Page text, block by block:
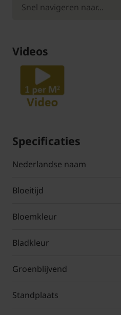
Videos
Specificaties
Nederlandse naam
Bloeitijd
Bloemkleur
Bladkleur
Groenblijvend
Standplaats